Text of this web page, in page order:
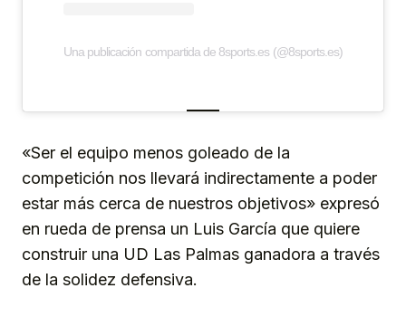
Una publicación compartida de 8sports.es (@8sports.es)
«Ser el equipo menos goleado de la
competición nos llevará indirectamente a poder
estar más cerca de nuestros objetivos» expresó
en rueda de prensa un Luis García que quiere
construir una UD Las Palmas ganadora a través
de la solidez defensiva.